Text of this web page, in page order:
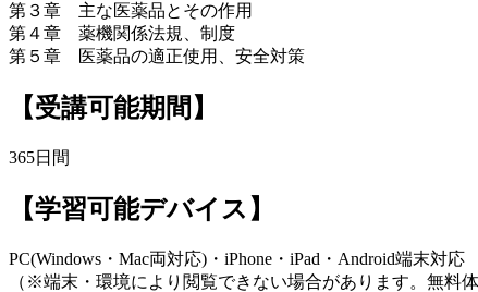
第３章 主な医薬品とその作用
第４章 薬機関係法規、制度
第５章 医薬品の適正使用、安全対策
【受講可能期間】
365日間
【学習可能デバイス】
PC(Windows・Mac両対応)・iPhone・iPad・Android端末対応
（※端末・環境により閲覧できない場合があります。無料